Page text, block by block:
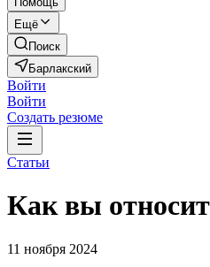
Ещё
Поиск
Барлакский
Войти
Войти
Создать резюме
Статьи
Как вы
11 ноября 2024